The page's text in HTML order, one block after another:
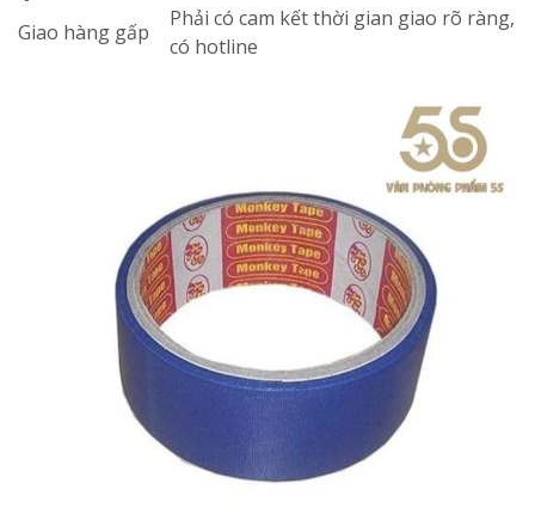
Giao hàng gấp
Phải có cam kết thời gian giao rõ ràng,
có hotline